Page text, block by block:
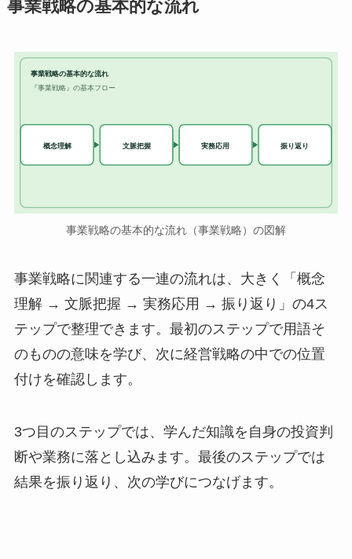
事業戦略の基本的な流れ
事業戦略の基本的な流れ
『事業戦略』の基本フロー
概念理解 文脈把握 実務応用 振り返り
事業戦略の基本的な流れ（事業戦略）の図解
事業戦略に関連する一連の流れは、大きく「概念
理解 → 文脈把握 → 実務応用 → 振り返り」の4ス
テップで整理できます。最初のステップで用語そ
のものの意味を学び、次に経営戦略の中での位置
付けを確認します。
3つ目のステップでは、学んだ知識を自身の投資判
断や業務に落とし込みます。最後のステップでは
結果を振り返り、次の学びにつなげます。